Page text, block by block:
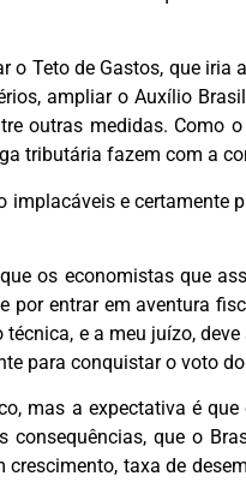
Teto de Gastos, que iria
ampliar o Auxílio
outras medidas. Como
tributária fazem com a
implacáveis e certamente
os economistas que
por entrar em aventura
e a meu juízo,
para conquistar o voto
mas a expectativa é
que o
taxa de